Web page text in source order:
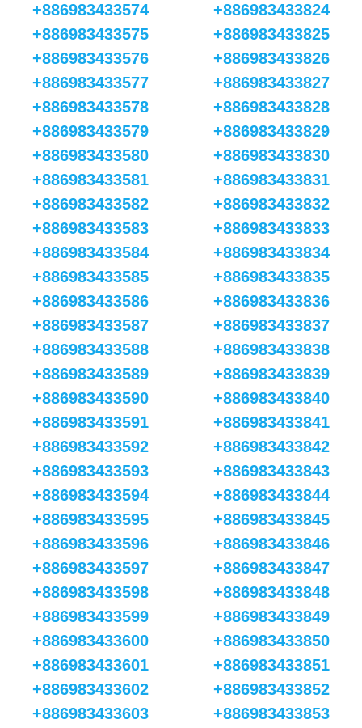
+886983433574
+886983433575
+886983433576
+886983433577
+886983433578
+886983433579
+886983433580
+886983433581
+886983433582
+886983433583
+886983433584
+886983433585
+886983433586
+886983433587
+886983433588
+886983433589
+886983433590
+886983433591
+886983433592
+886983433593
+886983433594
+886983433595
+886983433596
+886983433597
+886983433598
+886983433599
+886983433600
+886983433601
+886983433602
+886983433603
+886983433824
+886983433825
+886983433826
+886983433827
+886983433828
+886983433829
+886983433830
+886983433831
+886983433832
+886983433833
+886983433834
+886983433835
+886983433836
+886983433837
+886983433838
+886983433839
+886983433840
+886983433841
+886983433842
+886983433843
+886983433844
+886983433845
+886983433846
+886983433847
+886983433848
+886983433849
+886983433850
+886983433851
+886983433852
+886983433853